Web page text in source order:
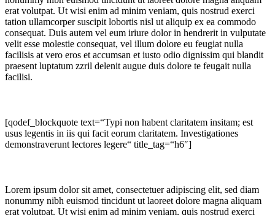
erat volutpat. Ut wisi enim ad minim veniam, quis nostrud exerci
tation ullamcorper suscipit lobortis nisl ut aliquip ex ea commodo
consequat. Duis autem vel eum iriure dolor in hendrerit in vulputate
velit esse molestie consequat, vel illum dolore eu feugiat nulla
facilisis at vero eros et accumsan et iusto odio dignissim qui blandit
praesent luptatum zzril delenit augue duis dolore te feugait nulla
facilisi.
[qodef_blockquote text=“Typi non habent claritatem insitam; est
usus legentis in iis qui facit eorum claritatem. Investigationes
demonstraverunt lectores legere“ title_tag=“h6″]
Lorem ipsum dolor sit amet, consectetuer adipiscing elit, sed diam
nonummy nibh euismod tincidunt ut laoreet dolore magna aliquam
erat volutpat. Ut wisi enim ad minim veniam, quis nostrud exerci